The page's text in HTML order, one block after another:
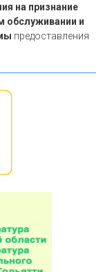
на признание
и
предоставления